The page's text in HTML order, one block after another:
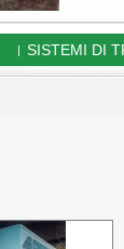
| SISTEMI DI